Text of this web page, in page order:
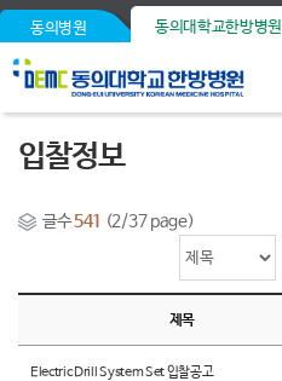
동의병원 동의대학교한방병원
입찰정보
글수541 (2/37 page)
제목
Electric Drill System Set 입찰공고